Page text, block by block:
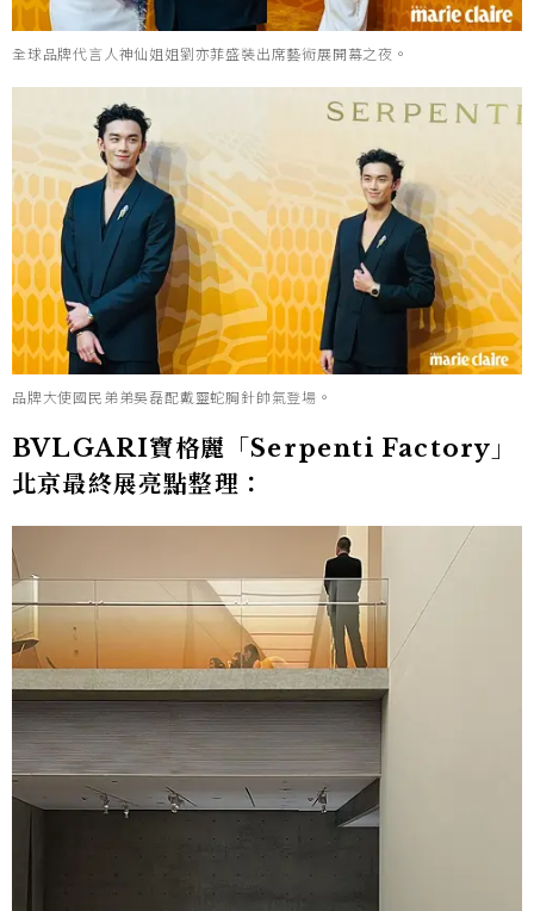
全球品牌代言人神仙姐姐劉亦菲盛裝出席藝術展開幕之夜。
品牌大使國民弟弟吳磊配戴靈蛇胸針帥氣登場。
BVLGARI寶格麗「Serpenti Factory」
北京最終展亮點整理：